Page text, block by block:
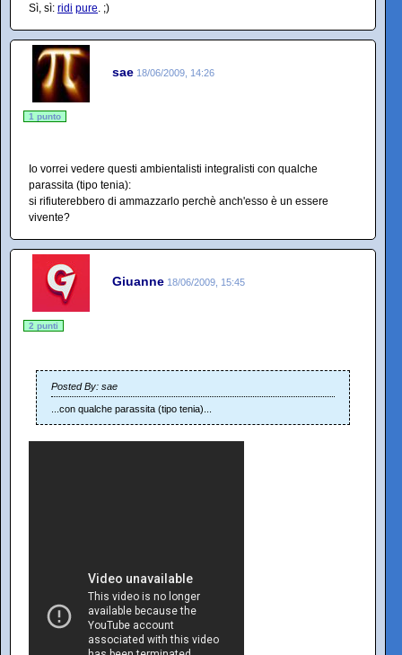
Sì, sì: ridi pure. ;)
sae 18/06/2009, 14:26
1 punto
Io vorrei vedere questi ambientalisti integralisti con qualche
parassita (tipo tenia):
si rifiuterebbero di ammazzarlo perchè anch'esso è un essere
vivente?
Giuanne 18/06/2009, 15:45
2 punti
Posted By: sae
...con qualche parassita (tipo tenia)...